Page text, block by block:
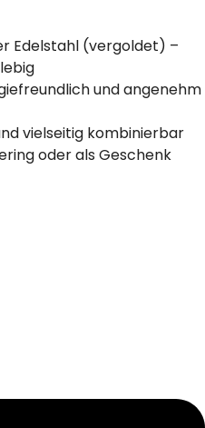
Edelstahl (vergoldet) –
und angenehm
vielseitig kombinierbar
oder als Geschenk